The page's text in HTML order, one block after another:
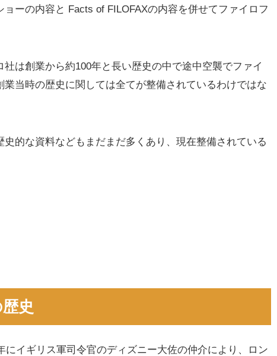
ーの内容と Facts of FILOFAXの内容を併せてファイロフ
は創業から約100年と長い歴史の中で途中空襲でファイ
当時の歴史に関しては全てが整備されているわけではな
的な資料などもまだまだ多くあり、現在整備されている
史
にイギリス軍司令官のディズニー大佐の仲介により、ロン